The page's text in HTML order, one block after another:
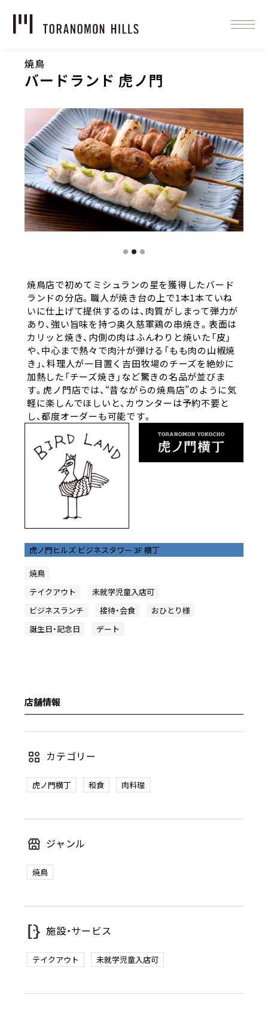
焼鳥
バードランド 虎ノ門
虎ノ門ヒルズ ビジネスタワー 3F 横丁
焼鳥
テイクアウト
未就学児童入店可
ビジネスランチ
接待・会食
おひとり様
誕生日・記念日
デート
焼鳥店で初めてミシュランの星を獲得したバード
ランドの分店。職人が焼き台の上で1本1本ていね
いに仕上げて提供するのは、肉質がしまって弾力が
あり、強い旨味を持つ奥久慈軍鶏の串焼き。表面は
カリッと焼き、内側の肉はふんわりと焼いた「皮」
や、中心まで熱々で肉汁が弾ける「もも肉の山椒焼
き」、料理人が一目置く吉田牧場のチーズを絶妙に
加熱した「チーズ焼き」など驚きの名品が並びま
す。虎ノ門店では、“昔ながらの焼鳥店”のように気
軽に楽しんでほしいと、カウンターは予約不要と
し、都度オーダーも可能です。
店舗情報
カテゴリー
虎ノ門横丁 和食 肉料理
ジャンル
焼鳥
施設・サービス
テイクアウト 未就学児童入店可